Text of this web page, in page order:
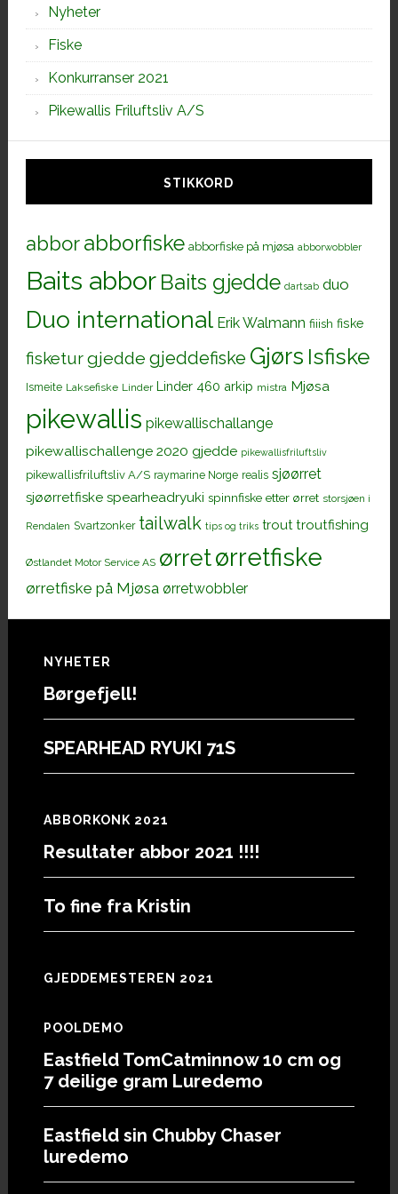
Nyheter
Fiske
Konkurranser 2021
Pikewallis Friluftsliv A/S
STIKKORD
abborabborfiske abborfiske på mjøsa abborwobbler
Baits abbor Baits gjedde dartsab duo
Duo international Erik Walmann fiiish fiske
fisketurgjedde gjeddefiske Gjørs Isfiske
Ismeite Laksefiske Linder Linder 460 arkip mistra Mjøsa
pikewallis pikewallischallange
pikewallischallenge 2020 gjedde pikewallisfriluftsliv
pikewallisfriluftsliv A/S raymarine Norge realis sjøørret
sjøørretfiske spearheadryuki spinnfiske etter ørret storsjøen i
Rendalen Svartzonker tailwalk tips og triks trout troutfishing
Østlandet Motor Service AS ørretørretfiske
ørretfiske på Mjøsa ørretwobbler
Footer
NYHETER
Børgefjell!
SPEARHEAD RYUKI 71S
ABBORKONK 2021
Resultater abbor 2021 !!!!
To fine fra Kristin
GJEDDEMESTEREN 2021
POOLDEMO
Eastfield TomCatminnow 10 cm og
7 deilige gram Luredemo
Eastfield sin Chubby Chaser
luredemo